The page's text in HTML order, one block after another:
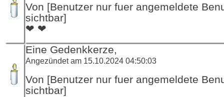
Von [Benutzer nur fuer angemeldete
sichtbar]
❤ ❤
Eine Gedenkkerze,
Angezündet am 15.10.2024 04:50:03
Von [Benutzer nur fuer angemeldete
sichtbar]